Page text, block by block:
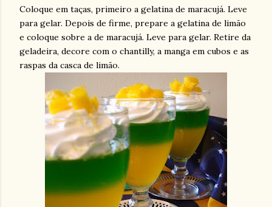
Coloque em taças, primeiro a gelatina de maracujá. Leve
para gelar. Depois de firme, prepare a gelatina de limão
e coloque sobre a de maracujá. Leve para gelar. Retire da
geladeira, decore com o chantilly, a manga em cubos e as
raspas da casca de limão.